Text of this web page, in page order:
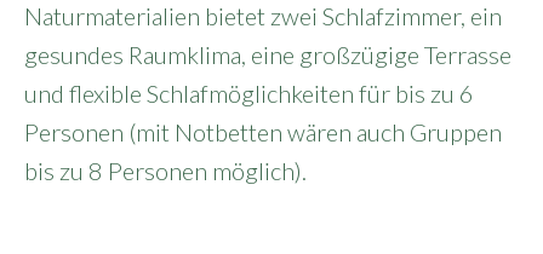
Naturmaterialien bietet zwei Schlafzimmer, ein
gesundes Raumklima, eine großzügige Terrasse
und flexible Schlafmöglichkeiten für bis zu 6
Personen (mit Notbetten wären auch Gruppen
bis zu 8 Personen möglich).